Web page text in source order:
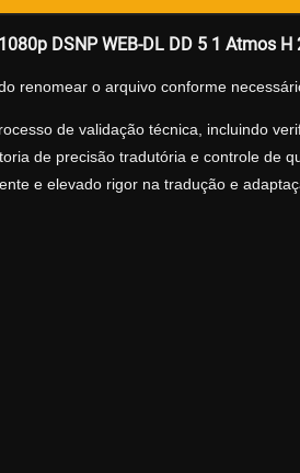
DSNP WEB-DL DD 5 1 Atmos H
renomear o arquivo conforme
de validação técnica, incluindo
de precisão tradutória e controle de
e elevado rigor na tradução e